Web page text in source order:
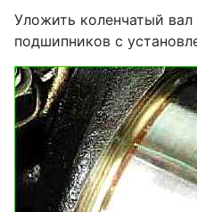
Уложить коленчатый
подшипников с